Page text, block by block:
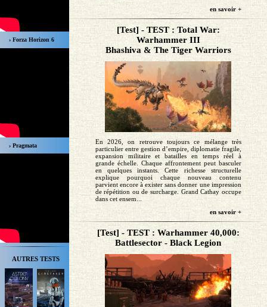
› Forza Horizon 6
› Pragmata
AUTRES TESTS
en savoir +
[Test] - TEST : Total War:
Warhammer III
Bhashiva & The Tiger Warriors
En 2026, on retrouve toujours ce mélange très
particulier entre gestion d’empire, diplomatie fragile,
expansion militaire et batailles en temps réel à
grande échelle. Chaque affrontement peut basculer
en quelques instants. Cette richesse structurelle
explique pourquoi chaque nouveau contenu
parvient encore à exister sans donner une impression
de répétition ou de surcharge. Grand Cathay occupe
dans cet ensem...
en savoir +
[Test] - TEST : Warhammer 40,000:
Battlesector - Black Legion